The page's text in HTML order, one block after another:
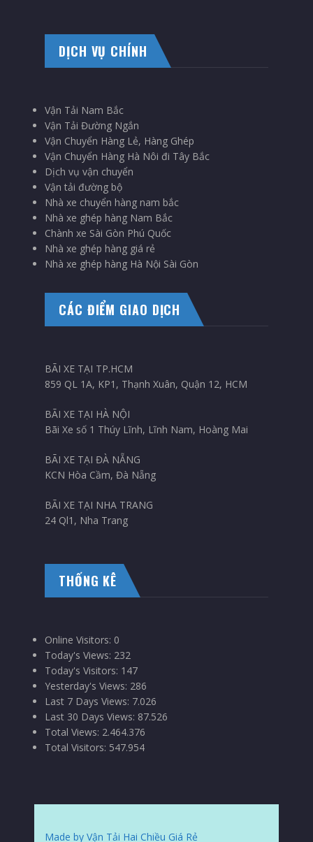
DỊCH VỤ CHÍNH
Vận Tải Nam Bắc
Vận Tải Đường Ngắn
Vận Chuyển Hàng Lẻ, Hàng Ghép
Vận Chuyển Hàng Hà Nôi đi Tây Bắc
Dịch vụ vận chuyển
Vận tải đường bộ
Nhà xe chuyển hàng nam bắc
Nhà xe ghép hàng Nam Bắc
Chành xe Sài Gòn Phú Quốc
Nhà xe ghép hàng giá rẻ
Nhà xe ghép hàng Hà Nội Sài Gòn
CÁC ĐIỂM GIAO DỊCH
BÃI XE TẠI TP.HCM
859 QL 1A, KP1, Thạnh Xuân, Quận 12, HCM
BÃI XE TẠI HÀ NỘI
Bãi Xe số 1 Thúy Lĩnh, Lĩnh Nam, Hoàng Mai
BÃI XE TẠI ĐÀ NẴNG
KCN Hòa Cầm, Đà Nẵng
BÃI XE TẠI NHA TRANG
24 Ql1, Nha Trang
THỐNG KÊ
Online Visitors: 0
Today's Views: 232
Today's Visitors: 147
Yesterday's Views: 286
Last 7 Days Views: 7.026
Last 30 Days Views: 87.526
Total Views: 2.464.376
Total Visitors: 547.954
Made by Vận Tải Hai Chiều Giá Rẻ